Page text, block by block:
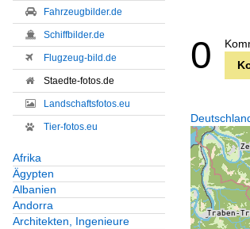
Fahrzeugbilder.de
Schiffbilder.de
Flugzeug-bild.de
Staedte-fotos.de
Landschaftsfotos.eu
Tier-fotos.eu
Afrika
Ägypten
Albanien
Andorra
Architekten, Ingenieure
0